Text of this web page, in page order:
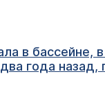
в
года